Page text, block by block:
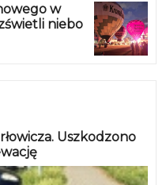
w
niebo
Uszkodzono